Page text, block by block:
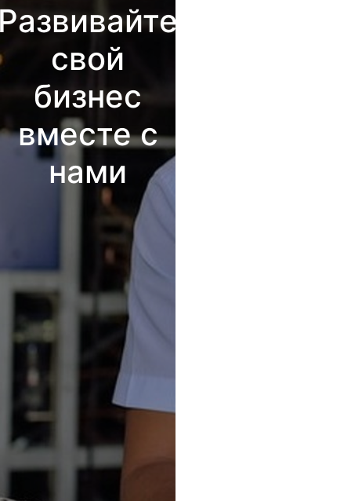
свой
бизнес
вместе с
нами